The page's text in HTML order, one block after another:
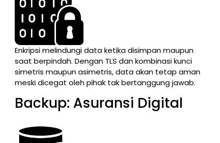
Enkripsi melindungi data ketika disimpan maupun
saat berpindah. Dengan TLS dan kombinasi kunci
simetris maupun asimetris, data akan tetap aman
meski dicegat oleh pihak tak bertanggung jawab.
Backup: Asuransi Digital